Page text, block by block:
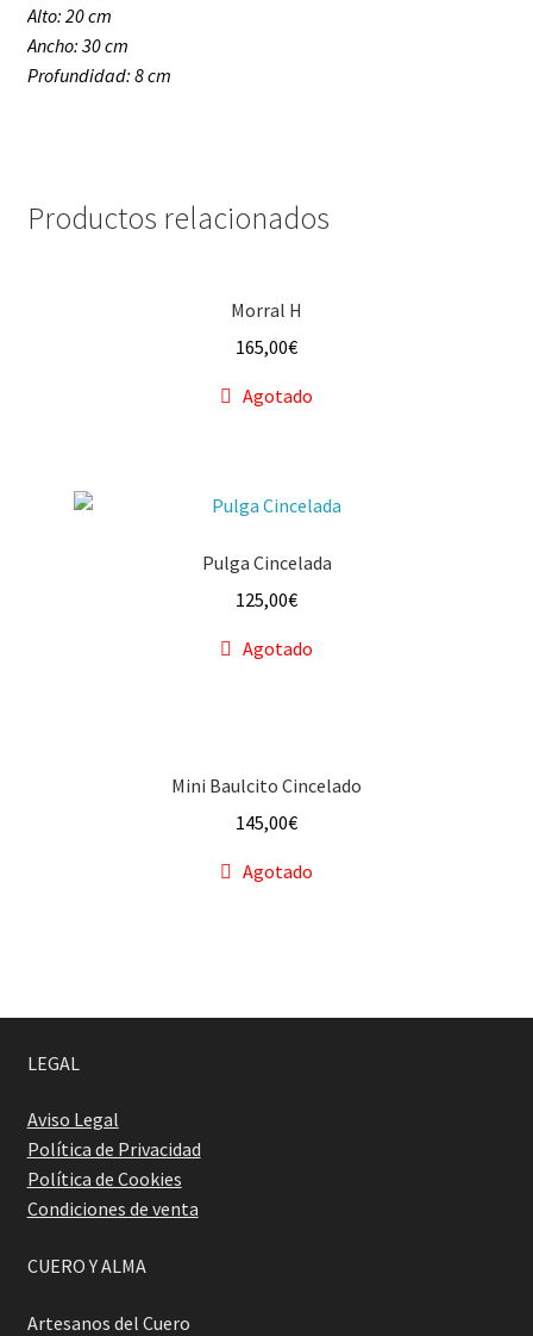
Alto: 20 cm
Ancho: 30 cm
Profundidad: 8 cm
Productos relacionados
Morral H
165,00€
Agotado
Pulga Cincelada
125,00€
Agotado
Mini Baulcito Cincelado
145,00€
Agotado
LEGAL
Aviso Legal
Política de Privacidad
Política de Cookies
Condiciones de venta
CUERO Y ALMA
Artesanos del Cuero